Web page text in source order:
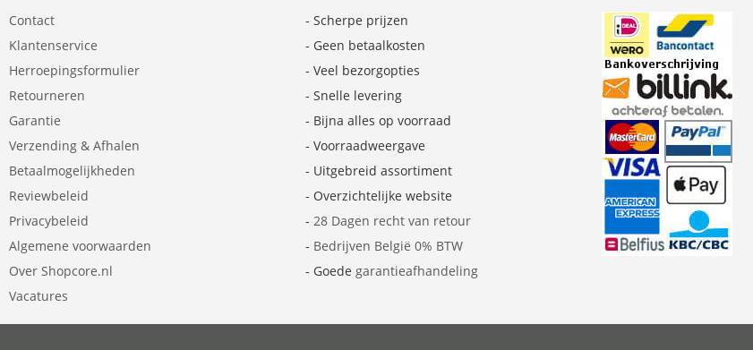
Contact
Klantenservice
Herroepingsformulier
Retourneren
Garantie
Verzending & Afhalen
Betaalmogelijkheden
Reviewbeleid
Privacybeleid
Algemene voorwaarden
Over Shopcore.nl
Vacatures
- Scherpe prijzen
- Geen betaalkosten
- Veel bezorgopties
- Snelle levering
- Bijna alles op voorraad
- Voorraadweergave
- Uitgebreid assortiment
- Overzichtelijke website
- 28 Dagen recht van retour
- Bedrijven België 0% BTW
- Goede garantieafhandeling